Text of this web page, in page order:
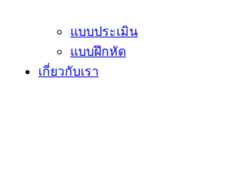
แบบประเมิน
แบบฝึกหัด
เกี่ยวกับเรา